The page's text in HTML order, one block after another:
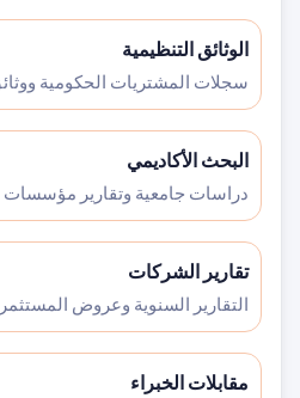
الوثائق التنظيمية
سجلات المشتريات الحكومية
البحث الأكاديمي
دراسات جامعية وتقارير
تقارير الشركات
التقارير السنوية وعروض
مقابلات الخبراء